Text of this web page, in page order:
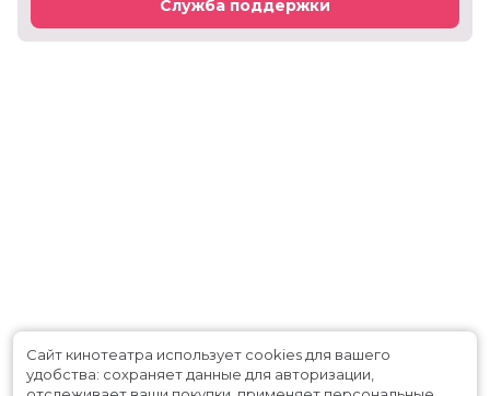
Служба поддержки
Сайт кинотеатра использует cookies для вашего
удобства: сохраняет данные для авторизации,